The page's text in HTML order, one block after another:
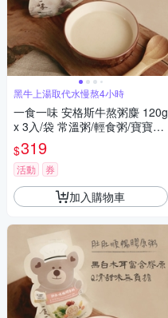
黑牛上湯取代水慢熬4小時
一食一味 安格斯牛熬粥麋 120g
x 3入/袋 常溫粥/輕食粥/寶寶粥/
副食品
$319
活動 券
加入購物車